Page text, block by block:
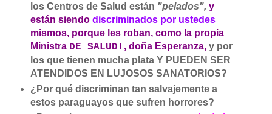
los Centros de Salud están "pelados", y
están siendo discriminados por ustedes
mismos, porque les roban, como la propia
Ministra DE SALUD! , doña Esperanza, y por
los que tienen mucha plata Y PUEDEN SER
ATENDIDOS EN LUJOSOS SANATORIOS?
¿Por qué discriminan tan salvajemente a
estos paraguayos que sufren horrores?